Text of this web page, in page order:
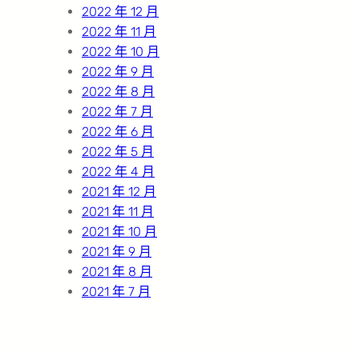
2022 年 12 月
2022 年 11 月
2022 年 10 月
2022 年 9 月
2022 年 8 月
2022 年 7 月
2022 年 6 月
2022 年 5 月
2022 年 4 月
2021 年 12 月
2021 年 11 月
2021 年 10 月
2021 年 9 月
2021 年 8 月
2021 年 7 月